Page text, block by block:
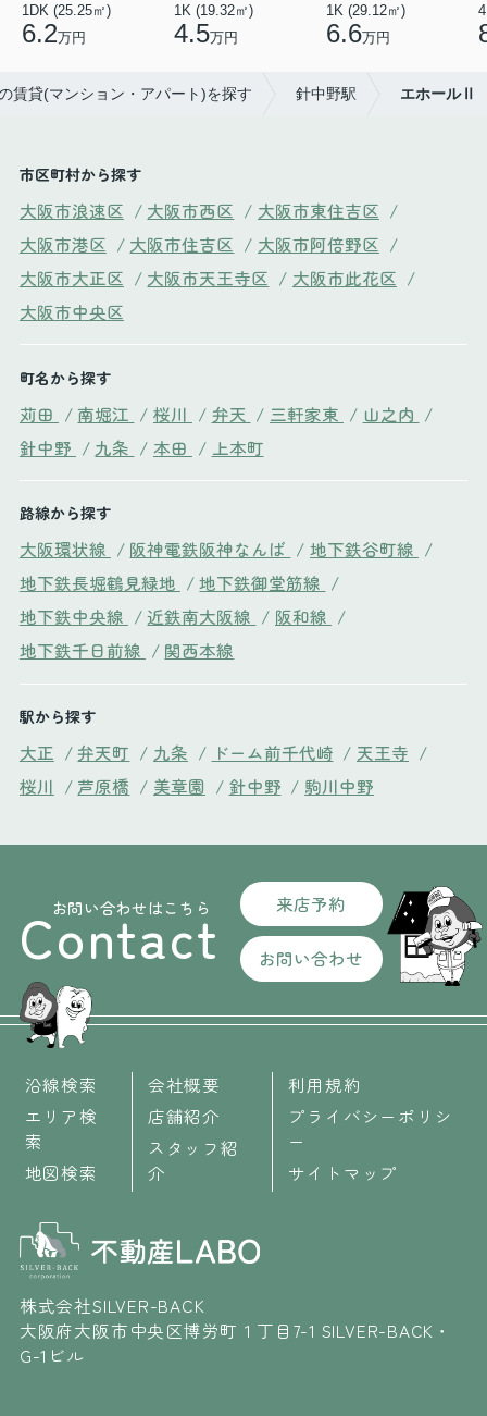
1DK (25.25㎡)
6.2万円
1K (19.32㎡)
4.5万円
1K (29.12㎡)
6.6万円
賃貸(マンション・アパート)を探す 針中野駅 エホールⅡ
市区町村から探す
大阪市浪速区 / 大阪市西区 / 大阪市東住吉区 /
大阪市港区 / 大阪市住吉区 / 大阪市阿倍野区 /
大阪市大正区 / 大阪市天王寺区 / 大阪市此花区 /
大阪市中央区
町名から探す
苅田 / 南堀江 / 桜川 / 弁天 / 三軒家東 / 山之内 /
針中野 / 九条 / 本田 / 上本町
路線から探す
大阪環状線 / 阪神電鉄阪神なんば / 地下鉄谷町線 /
地下鉄長堀鶴見緑地 / 地下鉄御堂筋線 /
地下鉄中央線 / 近鉄南大阪線 / 阪和線 /
地下鉄千日前線 / 関西本線
駅から探す
大正 / 弁天町 / 九条 / ドーム前千代崎 / 天王寺 /
桜川 / 芦原橋 / 美章園 / 針中野 / 駒川中野
お問い合わせはこちら
Contact 来店予約
お問い合わせ
沿線検索
エリア検
索
地図検索
会社概要
店舗紹介
スタッフ紹
介
利用規約
プライバシーポリシ
ー
サイトマップ
株式会社SILVER-BACK
大阪府大阪市中央区博労町１丁目7-1 SILVER-BACK・
G-1ビル